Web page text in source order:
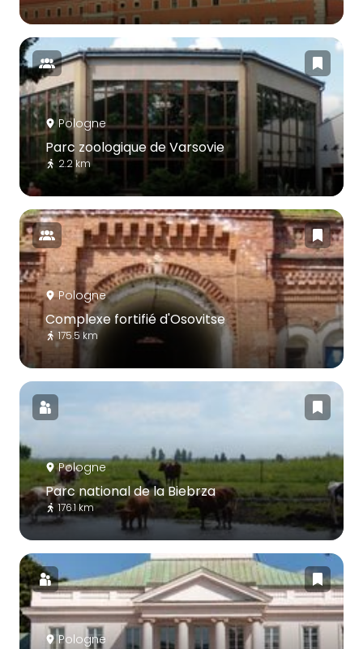
Pologne
Parc zoologique de Varsovie
2.2 km
Pologne
Complexe fortifié d'Osovitse
175.5 km
Pologne
Parc national de la Biebrza
176.1 km
Pologne